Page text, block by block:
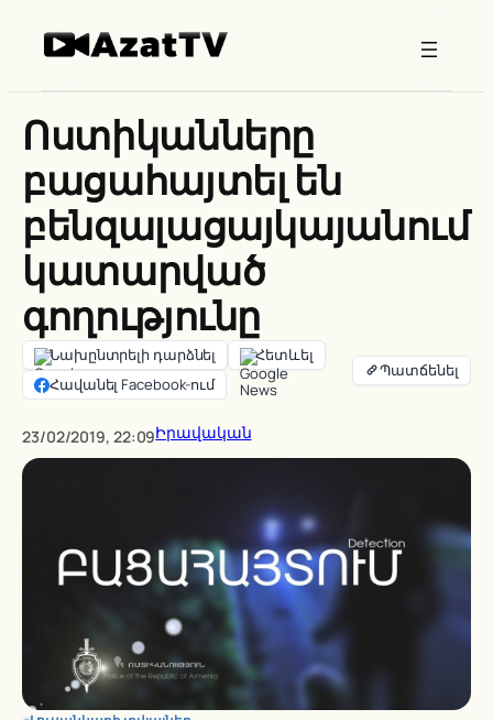
Ոստիկանները
բացահայտել են
բենզալացայկայանում
կատարված
գողությունը
Նախընտրելի դարձնել
Հետևել
Հավանել Facebook-ում
23/02/2019, 22:09Իրավական